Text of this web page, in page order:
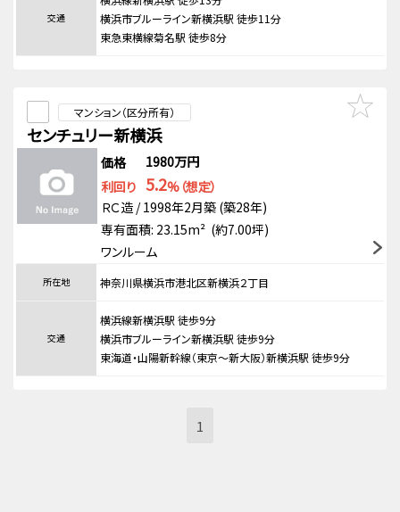
交通
横浜市ブルーライン新横浜駅 徒歩11分
東急東横線菊名駅 徒歩8分
マンション（区分所有）
センチュリー新横浜
価格
1980万円
利回り 5.2%（想定）
ＲＣ造 / 1998年2月築 (築28年)
専有面積: 23.15m² (約7.00坪)
ワンルーム
所在地 神奈川県横浜市港北区新横浜２丁目
交通
横浜線新横浜駅 徒歩9分
横浜市ブルーライン新横浜駅 徒歩9分
東海道・山陽新幹線（東京～新大阪）新横浜駅 徒歩9分
1